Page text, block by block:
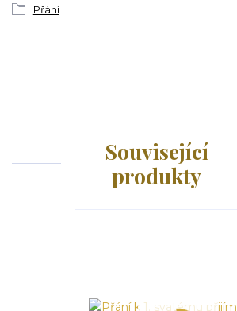
Přání
Související
produkty